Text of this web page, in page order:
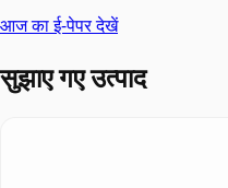
आज का ई-पेपर देखें
सुझाए गए उत्पाद